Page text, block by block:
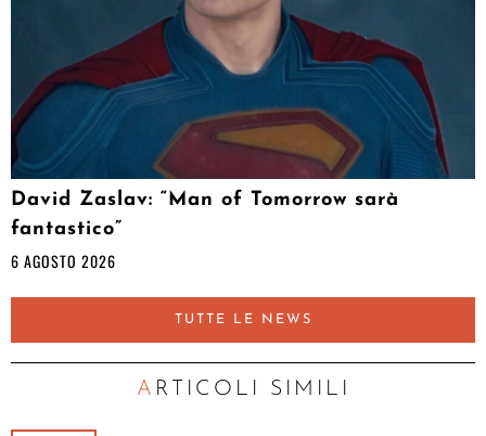
David Zaslav: “Man of Tomorrow sarà
fantastico”
6 AGOSTO 2026
TUTTE LE NEWS
ARTICOLI SIMILI